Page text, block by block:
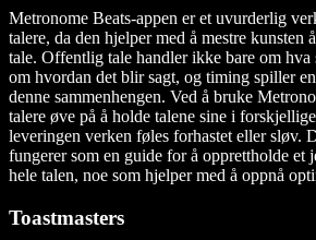
Metronome Beats-appen er et uvurderlig
talere, da den hjelper med å mestre kunsten
tale. Offentlig tale handler ikke bare om hva
om hvordan det blir sagt, og timing spiller
denne sammenhengen. Ved å bruke
talere øve på å holde talene sine i
leveringen verken føles forhastet eller sløv.
fungerer som en guide for å opprettholde et
hele talen, noe som hjelper med å oppnå
Toastmasters